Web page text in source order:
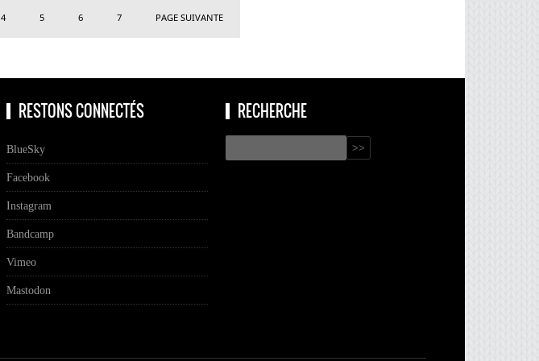
4 5 6 7 PAGE SUIVANTE
RESTONS CONNECTÉS
BlueSky
Facebook
Instagram
Bandcamp
Vimeo
Mastodon
RECHERCHE